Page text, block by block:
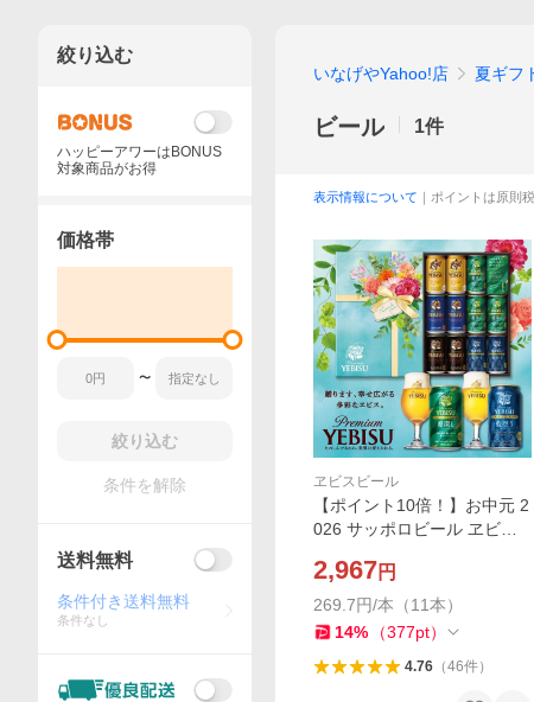
いなげやYahoo!店 夏ギフ
ビール 1件
表示情報について ｜ポイントは原則
ヱビスビール
【ポイント10倍！】お中元 2
026 サッポロビール ヱビス
ト いなげや イナゲヤお中元
御中元 夏ギフト 人気 高級 お
取り寄せ
2,967円
269.7円/本（11本）
14% （377pt）
4.76（46件）
絞り込む
ハッピーアワーはBONUS
対象商品がお得
価格帯
〜
絞り込む
条件を解除
送料無料
条件付き送料無料
条件なし